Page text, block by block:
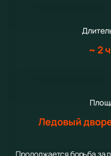
~ 2
Ледовый